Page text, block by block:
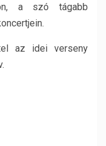
a szó tágabb
az idei verseny